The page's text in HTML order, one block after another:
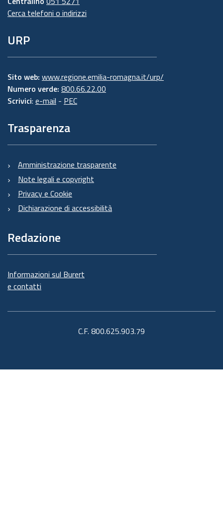
Cerca telefoni o indirizzi
URP
Sito web: www.regione.emilia-romagna.it/urp/
Numero verde: 800.66.22.00
Scrivici: e-mail - PEC
Trasparenza
Amministrazione trasparente
Note legali e copyright
Privacy e Cookie
Dichiarazione di accessibilità
Redazione
Informazioni sul Burert
e contatti
C.F. 800.625.903.79